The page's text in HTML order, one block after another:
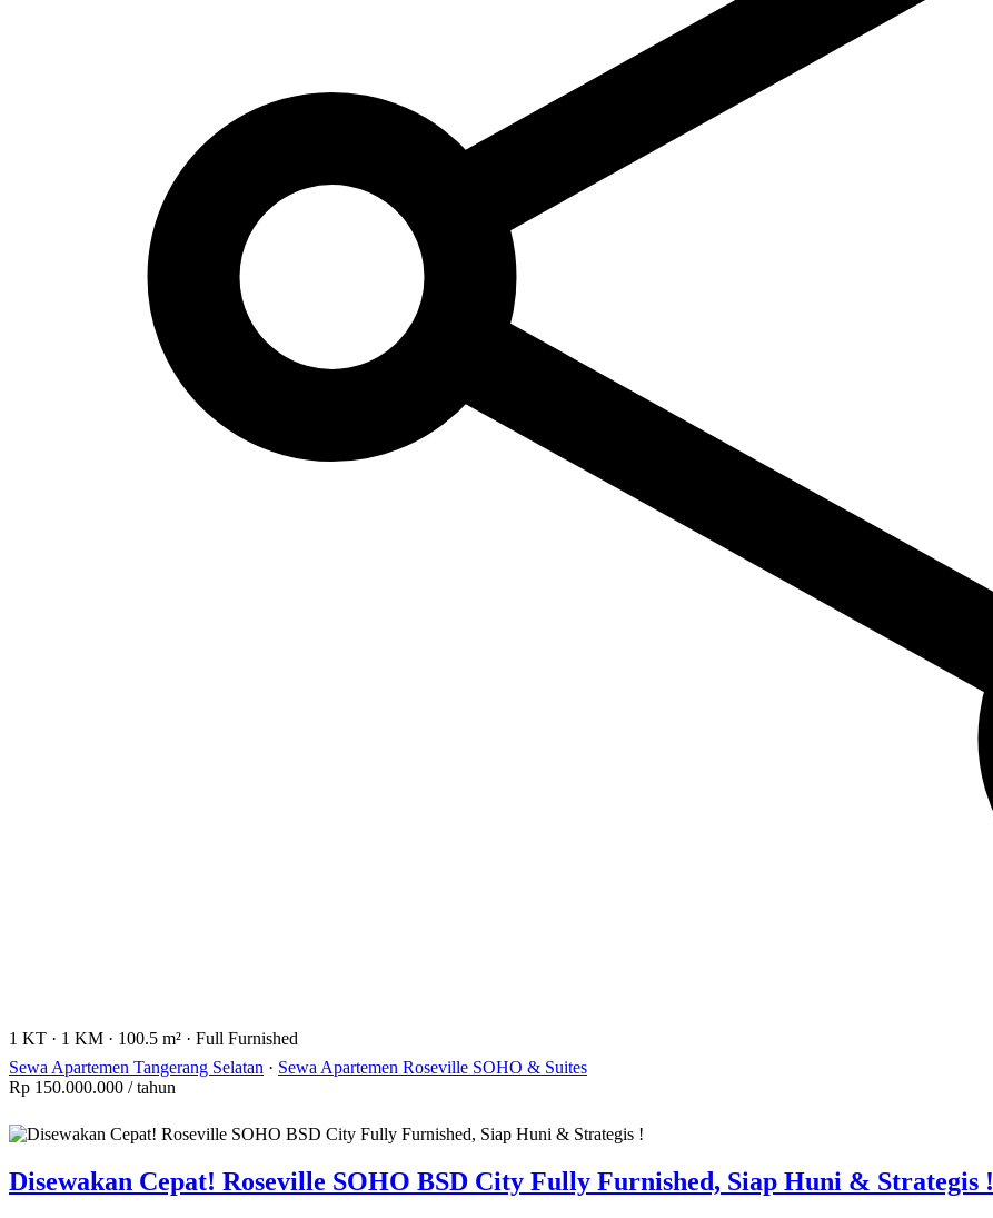
1 KT · 1 KM · 100.5 m² · Full Furnished
Sewa Apartemen Tangerang Selatan · Sewa Apartemen Roseville SOHO & Suites
Rp 150.000.000 / tahun
Disewakan Cepat! Roseville SOHO BSD City Fully Furnished, Siap Huni & Strategis !